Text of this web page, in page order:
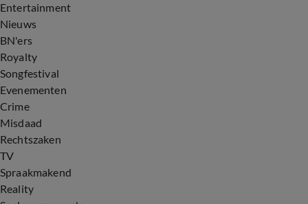
Entertainment
Nieuws
BN'ers
Royalty
Songfestival
Evenementen
Crime
Misdaad
Rechtszaken
TV
Spraakmakend
Reality